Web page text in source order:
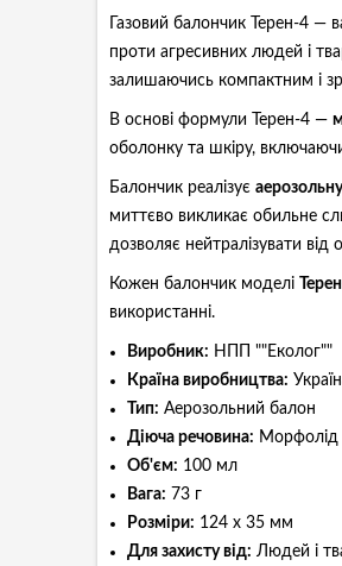
Газовий балончик Терен-4 —
проти агресивних людей і
залишаючись компактним і
В основі формули Терен-4 —
оболонку та шкіру,
Балончик реалізує аерозольну
миттєво викликає обильне
дозволяє нейтралізувати
Кожен балончик моделі
використанні.
Виробник: НПП ""Еколог""
Країна виробництва:
Тип: Аерозольний балон
Діюча речовина: Морфолід
Об'єм: 100 мл
Вага: 73 г
Розміри: 124 x 35 мм
Для захисту від: Людей і